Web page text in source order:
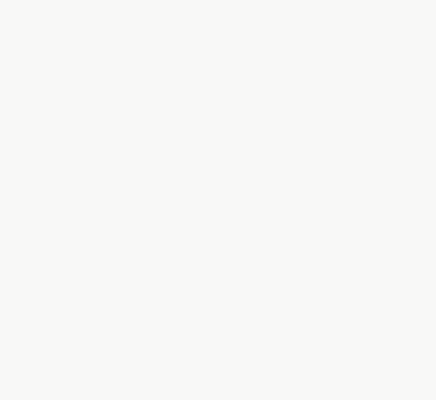
Когда тебе всего год-два, бабушка
хочешь», а когда вы едете в метро,
то пальчиком и что-то комментируешь,
А самое болезненное, когда тебе –
Это унизительно, больно, обидно.
Что
ЧИТАЙ ТАКЖЕ - Как избежать
Затем сомнения – «А действительно
в 10 раз глупее, начинает унижать